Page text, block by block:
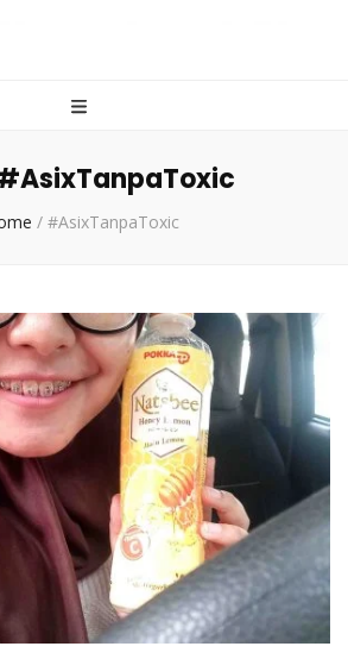
/ #AsixTanpaToxic